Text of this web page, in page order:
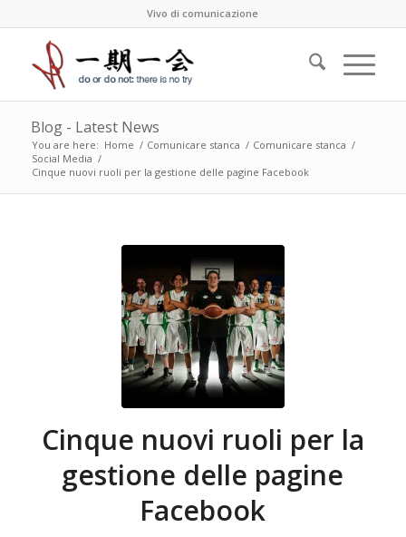
Vivo di comunicazione
Blog - Latest News
You are here: Home / Comunicare stanca / Comunicare stanca /
Social Media /
Cinque nuovi ruoli per la gestione delle pagine Facebook
Cinque nuovi ruoli per la
gestione delle pagine
Facebook